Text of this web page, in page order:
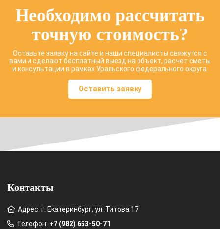
Необходимо рассчитать
точную стоимость?
Оставьте заявку на сайте и наши специалисты свяжутся с
вами и сделают бесплатный выезд на объект, расчет сметы
и консультации в рамках Уральского федерального округа.
Оставить заявку
Контакты
Адрес: г. Екатеринбург, ул. Титова 17
Телефон: +7 (982) 653-50-71